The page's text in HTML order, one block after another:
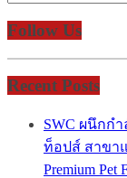
Follow Us
Recent Posts
SWC ผนึกกำ
ท็อปส์ สาขา
Premium Pet